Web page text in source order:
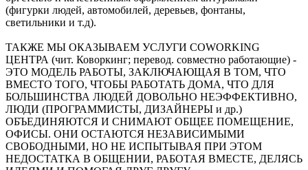
(фигурки людей, автомобилей, деревьев, фонтаны,
светильники и т.д).
ТАКЖЕ МЫ ОКАЗЫВАЕМ УСЛУГИ COWORKING
ЦЕНТРА (чит. Коворкинг; перевод. совместно работающие) -
ЭТО МОДЕЛЬ РАБОТЫ, ЗАКЛЮЧАЮЩАЯ В ТОМ, ЧТО
ВМЕСТО ТОГО, ЧТОБЫ РАБОТАТЬ ДОМА, ЧТО ДЛЯ
БОЛЬШИНСТВА ЛЮДЕЙ ДОВОЛЬНО НЕЭФФЕКТИВНО,
ЛЮДИ (ПРОГРАММИСТЫ, ДИЗАЙНЕРЫ и др.)
ОБЪЕДИНЯЮТСЯ И СНИМАЮТ ОБЩЕЕ ПОМЕЩЕНИЕ,
ОФИСЫ. ОНИ ОСТАЮТСЯ НЕЗАВИСИМЫМИ
СВОБОДНЫМИ, НО НЕ ИСПЫТЫВАЯ ПРИ ЭТОМ
НЕДОСТАТКА В ОБЩЕНИИ, РАБОТАЯ ВМЕСТЕ, ДЕЛЯСЬ